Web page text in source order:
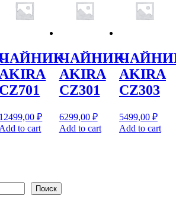
AKIRA
CZ701
12499,00₽
Add to cart
ЧАЙНИК
AKIRA
CZ301
6299,00 ₽
Add to cart
AKIRA
CZ303
5499,00 ₽
Add to cart
Поиск